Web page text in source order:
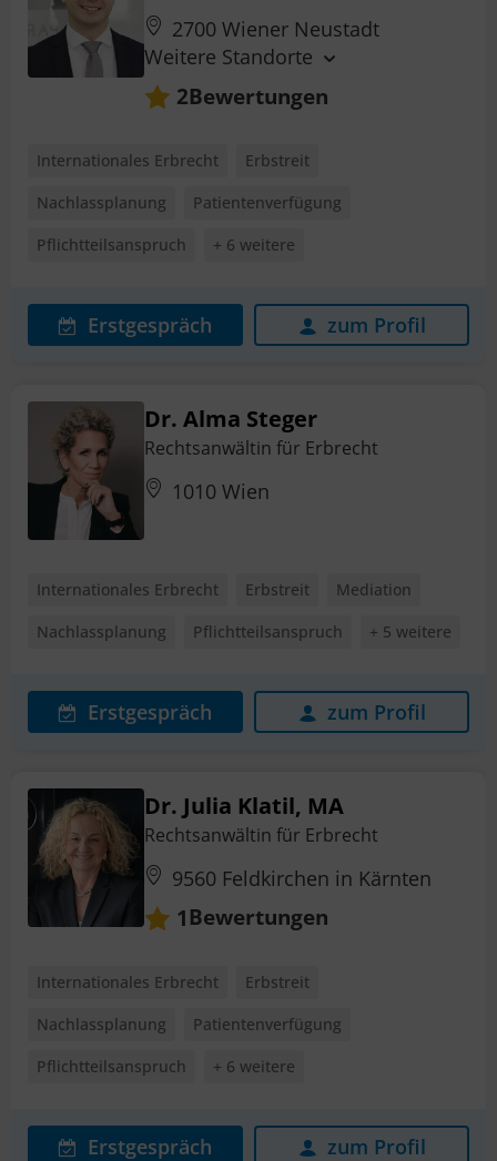
2700 Wiener Neustadt
Weitere Standorte
2Bewertungen
Internationales Erbrecht
Erbstreit
Nachlassplanung
Patientenverfügung
Pflichtteilsanspruch
+ 6 weitere
Erstgespräch zum Profil
Dr. Alma Steger
Rechtsanwältin für Erbrecht
1010 Wien
Internationales Erbrecht Erbstreit
Mediation
Nachlassplanung
Pflichtteilsanspruch + 5 weitere
Erstgespräch zum Profil
Dr. Julia Klatil, MA
Rechtsanwältin für Erbrecht
9560 Feldkirchen in Kärnten
1Bewertungen
Internationales Erbrecht
Erbstreit
Nachlassplanung
Patientenverfügung
Pflichtteilsanspruch
+ 6 weitere
Erstgespräch zum Profil